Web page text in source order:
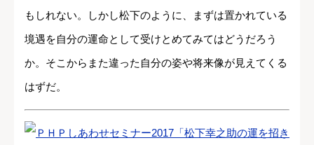
もしれない。しかし松下のように、まずは置かれている
境遇を自分の運命として受けとめてみてはどうだろう
か。そこからまた違った自分の姿や将来像が見えてくる
はずだ。